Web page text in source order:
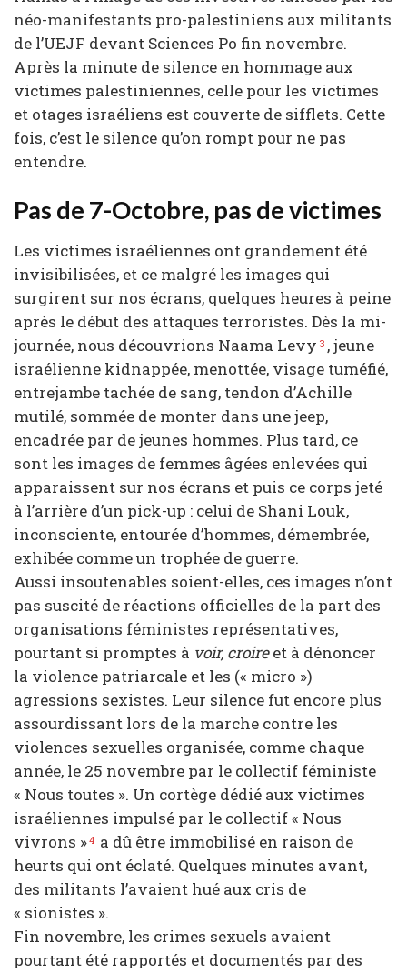
néo-manifestants pro-palestiniens aux militants
de l’UEJF devant Sciences Po fin novembre.
Après la minute de silence en hommage aux
victimes palestiniennes, celle pour les victimes
et otages israéliens est couverte de sifflets. Cette
fois, c’est le silence qu’on rompt pour ne pas
entendre.
Pas de 7-Octobre, pas de victimes
Les victimes israéliennes ont grandement été
invisibilisées, et ce malgré les images qui
surgirent sur nos écrans, quelques heures à peine
après le début des attaques terroristes. Dès la mi-
journée, nous découvrions Naama Levy 3 , jeune
israélienne kidnappée, menottée, visage tuméfié,
entrejambe tachée de sang, tendon d’Achille
mutilé, sommée de monter dans une jeep,
encadrée par de jeunes hommes. Plus tard, ce
sont les images de femmes âgées enlevées qui
apparaissent sur nos écrans et puis ce corps jeté
à l’arrière d’un pick-up : celui de Shani Louk,
inconsciente, entourée d’hommes, démembrée,
exhibée comme un trophée de guerre.
Aussi insoutenables soient-elles, ces images n’ont
pas suscité de réactions officielles de la part des
organisations féministes représentatives,
pourtant si promptes à voir, croireet à dénoncer
la violence patriarcale et les (« micro »)
agressions sexistes. Leur silence fut encore plus
assourdissant lors de la marche contre les
violences sexuelles organisée, comme chaque
année, le 25 novembre par le collectif féministe
« Nous toutes ». Un cortège dédié aux victimes
israéliennes impulsé par le collectif « Nous
vivrons »4 a dû être immobilisé en raison de
heurts qui ont éclaté. Quelques minutes avant,
des militants l’avaient hué aux cris de
« sionistes ».
Fin novembre, les crimes sexuels avaient
pourtant été rapportés et documentés par des